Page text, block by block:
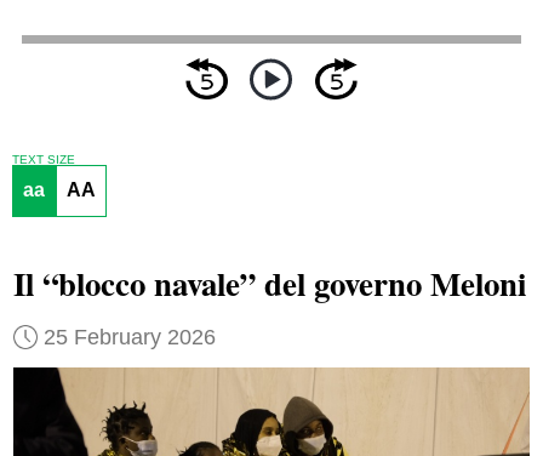
TEXT SIZE
aa AA
Il “blocco navale” del governo Meloni
25 February 2026